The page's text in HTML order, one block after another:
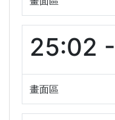
25:02
畫面區